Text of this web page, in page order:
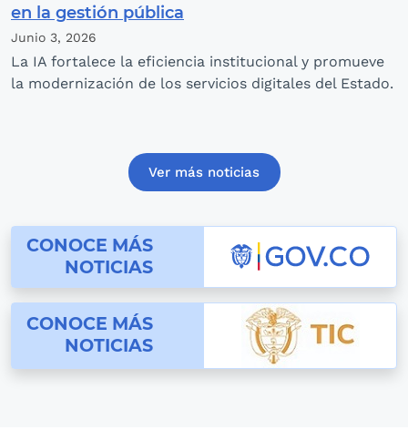
en la gestión pública
Junio 3, 2026
La IA fortalece la eficiencia institucional y promueve
la modernización de los servicios digitales del Estado.
Ver más noticias
conoce las noticias de gov.co
CONOCE MÁS
NOTICIAS
conoce las noticias de Mintic
CONOCE MÁS
NOTICIAS